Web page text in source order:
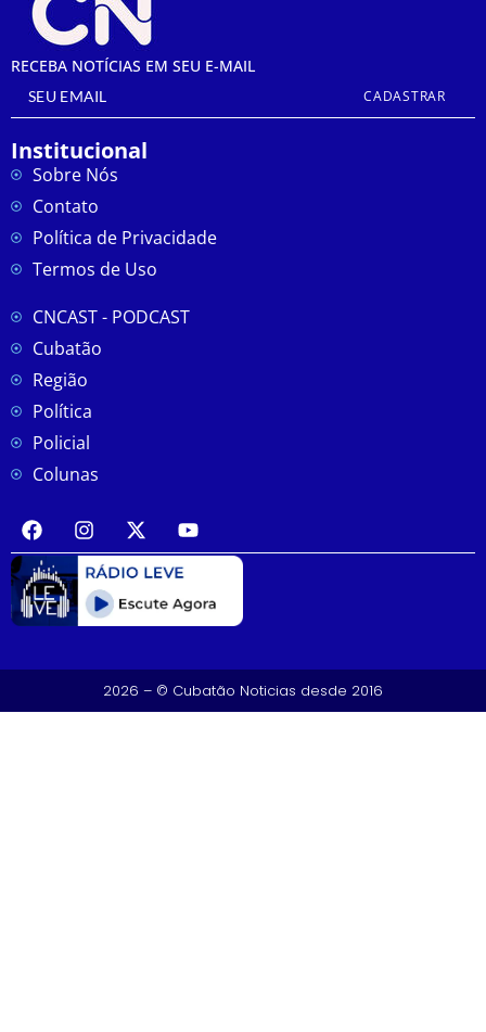
RECEBA NOTÍCIAS EM SEU E-MAIL
CADASTRAR
Institucional
Sobre Nós
Contato
Política de Privacidade
Termos de Uso
CNCAST - PODCAST
Cubatão
Região
Política
Policial
Colunas
2026 – © Cubatão Noticias desde 2016